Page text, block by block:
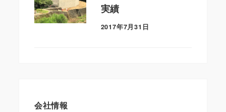
実績
2017年7月31日
会社情報